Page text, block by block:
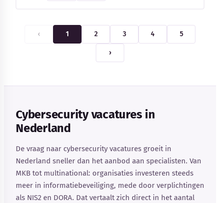
‹ 1 2 3 4 5
›
Cybersecurity vacatures in
Nederland
De vraag naar cybersecurity vacatures groeit in
Nederland sneller dan het aanbod aan specialisten. Van
MKB tot multinational: organisaties investeren steeds
meer in informatiebeveiliging, mede door verplichtingen
als NIS2 en DORA. Dat vertaalt zich direct in het aantal